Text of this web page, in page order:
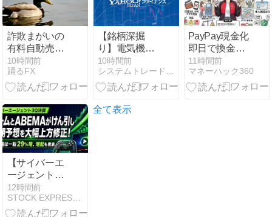
記念！『薬屋
のひとりご
と』『ホリミ
ヤ』など人気
作もお買い得
詐欺まがいの
有料自動売買
ツールに興味
があるんじゃ
ー｜クソザコ
10時間前
踊るFX
【銘柄深掘
り】電気機器
の潮流に乗る
か？PHCホー
ルディングス
り込むべき成
10時間前
システムトレードとAI副業の記録
PayPay現金化
即日で換金す
る方法！時
間・口座なし
でも可能？
11時間前
マネーハック360
【サイバーエ
ージェント3Q
決算】ゲーム
とABEMAが
けん引し通期
12時間前
STOCK EXPRESS【株式特急】
全て表示